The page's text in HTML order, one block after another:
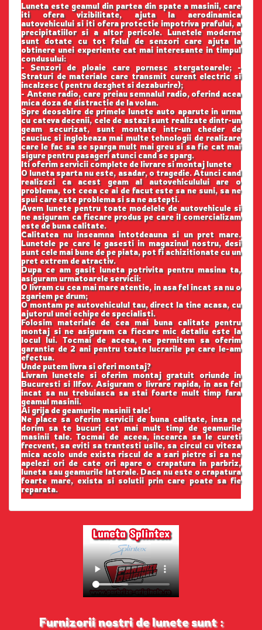
Luneta este geamul din partea din spate a masinii, care
iti ofera vizibilitate, ajuta la aerodinamica
autovehicului si iti ofera protectie impotriva prafului, a
precipitatiilor si a altor pericole. Lunetele moderne
sunt dotate cu tot felul de senzori care ajuta la
obtinere unei experiente cat mai interesante in timpul
condusului:
- Senzori de ploaie care pornesc stergatoarele; -
Straturi de materiale care transmit curent electric si
incalzesc ( pentru dezghet si dezaburire);
- Antene radio, care preiau semnalul radio, oferind acea
mica doza de distractie de la volan.
Spre deosebire de primele lunete auto aparute in urma
cu cateva decenii, cele de astazi sunt realizate dintr-un
geam securizat, sunt montate intr-un cheder de
cauciuc si inglobeaza mai multe tehnologii de realizare
care le fac sa se sparga mult mai greu si sa fie cat mai
sigure pentru pasageri atunci cand se sparg.
Iti oferim servicii complete de livrare si montaj lunete
O luneta sparta nu este, asadar, o tragedie. Atunci cand
realizezi ca acest geam al autovehiculului are o
problema, tot ceea ce ai de facut este sa ne suni, sa ne
spui care este problema si sa ne astepti.
Avem lunete pentru toate modelele de autovehicule si
ne asiguram ca fiecare produs pe care il comercializam
este de buna calitate.
Calitatea nu inseamna intotdeauna si un pret mare.
Lunetele pe care le gasesti in magazinul nostru, desi
sunt cele mai bune de pe piata, pot fi achizitionate cu un
pret extrem de atractiv.
Dupa ce am gasit luneta potrivita pentru masina ta,
asiguram urmatoarele servicii:
O livram cu cea mai mare atentie, in asa fel incat sa nu o
zgariem pe drum;
O montam pe autovehiculul tau, direct la tine acasa, cu
ajutorul unei echipe de specialisti.
Folosim materiale de cea mai buna calitate pentru
montaj si ne asiguram ca fiecare mic detaliu este la
locul lui. Tocmai de aceea, ne permitem sa oferim
garantie de 2 ani pentru toate lucrarile pe care le-am
efectua.
Unde putem livra si oferi montaj?
Livram lunetele si oferim montaj gratuit oriunde in
Bucuresti si Ilfov. Asiguram o livrare rapida, in asa fel
incat sa nu trebuiasca sa stai foarte mult timp fara
geamul masinii.
Ai grija de geamurile masinii tale!
Ne place sa oferim servicii de buna calitate, insa ne
dorim sa te bucuri cat mai mult timp de geamurile
masinii tale. Tocmai de aceea, incearca sa le cureti
frecvent, sa eviti sa trantesti usile, sa circul cu viteza
mica acolo unde exista riscul de a sari pietre si sa ne
apelezi ori de cate ori apare o crapatura in parbriz,
luneta sau geamurile laterale. Daca nu este o crapatura
foarte mare, exista si solutii prin care poate sa fie
reparata.
Furnizorii nostri de lunete sunt :